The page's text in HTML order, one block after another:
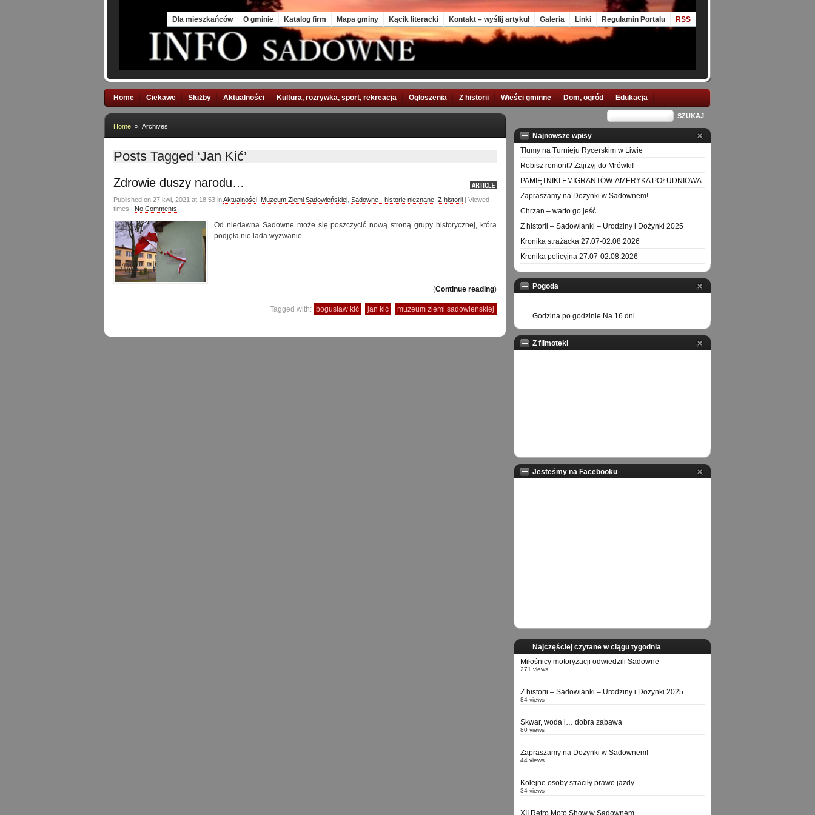
Dla mieszkańców O gminie Katalog firm Mapa gminy Kącik literacki Kontakt – wyślij artykuł Galeria Linki Regulamin Portalu RSS
Home Ciekawe Służby Aktualności Kultura, rozrywka, sport, rekreacja Ogłoszenia Z historii Wieści gminne Dom, ogród Edukacja
Home » Archives
Posts Tagged ‘Jan Kić’
Zdrowie duszy narodu…
Published on 27 kwi, 2021 at 18:53 inAktualności Muzeum Ziemi Sadowieńskiej Sadowne - historie nieznane Z historii | Viewed
times | No Comments
Od niedawna Sadowne może się poszczycić nową stroną grupy historycznej, która
podjęła nie lada wyzwanie
(Continue reading)
Tagged with: bogusław kić jan kić muzeum ziemi sadowieńskiej
Najnowsze wpisy
Tłumy na Turnieju Rycerskim w Liwie
Robisz remont? Zajrzyj do Mrówki!
PAMIĘTNIKI EMIGRANTÓW. AMERYKA POŁUDNIOWA
Zapraszamy na Dożynki w Sadownem!
Chrzan – warto go jeść…
Z historii – Sadowianki – Urodziny i Dożynki 2025
Kronika strażacka 27.07-02.08.2026
Kronika policyjna 27.07-02.08.2026
Pogoda
Godzina po godzinie Na 16 dni
Z filmoteki
Jesteśmy na Facebooku
Najczęściej czytane w ciągu tygodnia
Miłośnicy motoryzacji odwiedzili Sadowne
271 views
Z historii – Sadowianki – Urodziny i Dożynki 2025
84 views
Skwar, woda i… dobra zabawa
80 views
Zapraszamy na Dożynki w Sadownem!
44 views
Kolejne osoby straciły prawo jazdy
34 views
XII Retro Moto Show w Sadownem